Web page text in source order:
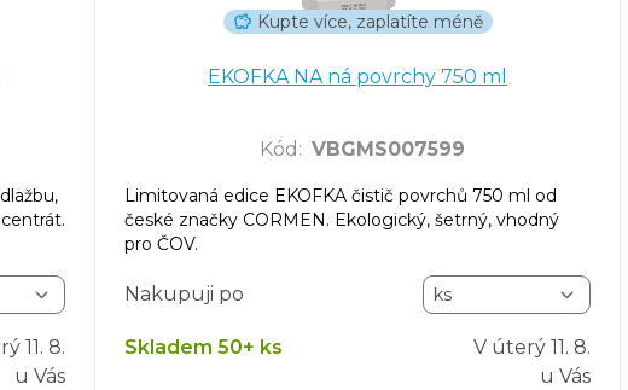
11. 8.
u Vás
Kupte více, zaplatíte méně
EKOFKA NA ná povrchy 750 ml
Kód : VBGMS007599
Limitovaná edice EKOFKA čistič povrchů 750 ml od
české značky CORMEN. Ekologický, šetrný, vhodný
pro ČOV.
Nakupuji po
Skladem 50+ ks V úterý 11. 8.
u Vás